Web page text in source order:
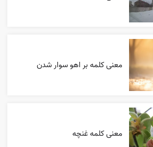
معنی کلمه بر اهو سوار شدن
معنی کلمه غنچه